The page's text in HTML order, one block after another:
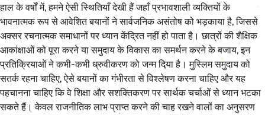
हाल के वर्षों में, हमने ऐसी स्थितियाँ देखी हैं जहाँ प्रभावशाली व्यक्तियों के
भावनात्मक रूप से आवेशित बयानों ने सार्वजनिक असंतोष को भड़काया है, जिससे
अक्सर रचनात्मक समाधानों पर ध्यान केंद्रित नहीं हो पाता है। छात्रों की शैक्षिक
आकांक्षाओं को पूरा करने या समुदाय के विकास का समर्थन करने के बजाय, इन
प्रतिक्रियाओं ने कभी-कभी ध्रुवीकरण को जन्म दिया है। मुस्लिम समुदाय को
सतर्क रहना चाहिए, ऐसे बयानों का गंभीरता से विश्लेषण करना चाहिए और यह
पहचानना चाहिए कि वे शिक्षा और सशक्तिकरण पर सार्थक चर्चाओं से ध्यान भटका
सकते हैं। केवल राजनीतिक लाभ प्राप्त करने की चाह रखने वालों का अनुसरण